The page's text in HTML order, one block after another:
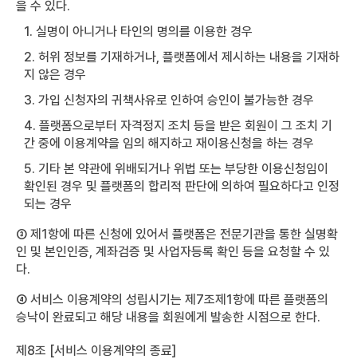
을 수 있다.
1. 실명이 아니거나 타인의 명의를 이용한 경우
2. 허위 정보를 기재하거나, 플랫폼에서 제시하는 내용을 기재하
지 않은 경우
3. 가입 신청자의 귀책사유로 인하여 승인이 불가능한 경우
4. 플랫폼으로부터 자격정지 조치 등을 받은 회원이 그 조치 기
간 중에 이용계약을 임의 해지하고 재이용신청을 하는 경우
5. 기타 본 약관에 위배되거나 위법 또는 부당한 이용신청임이
확인된 경우 및 플랫폼의 합리적 판단에 의하여 필요하다고 인정
되는 경우
③ 제1항에 따른 신청에 있어서 플랫폼은 전문기관을 통한 실명확
인 및 본인인증, 계좌검증 및 사업자등록 확인 등을 요청할 수 있
다.
④ 서비스 이용계약의 성립시기는 제7조제1항에 따른 플랫폼의
승낙이 완료되고 해당 내용을 회원에게 발송한 시점으로 한다.
제8조 [서비스 이용계약의 종료]